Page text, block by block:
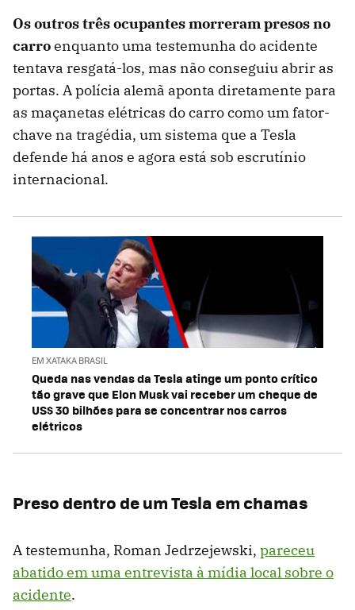
Os outros três ocupantes morreram presos no
carroenquanto uma testemunha do acidente
tentava resgatá-los, mas não conseguiu abrir as
portas. A polícia alemã aponta diretamente para
as maçanetas elétricas do carro como um fator-
chave na tragédia, um sistema que a Tesla
defende há anos e agora está sob escrutínio
internacional.
EM XATAKA BRASIL
Queda nas vendas da Tesla atinge um ponto crítico
tão grave que Elon Musk vai receber um cheque de
US$ 30 bilhões para se concentrar nos carros
elétricos
Preso dentro de um Tesla em chamas
A testemunha, Roman Jedrzejewski, pareceu
abatido em uma entrevista à mídia local sobre o
acidente.